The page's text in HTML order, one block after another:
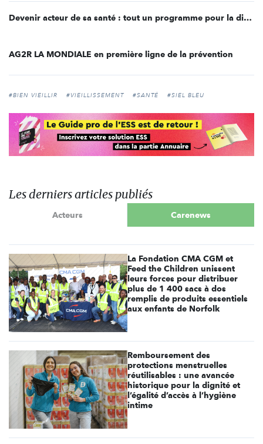
Devenir acteur de sa santé : tout un programme pour la direction des activités sociales d’AG2R LA MONDIALE
AG2R LA MONDIALE en première ligne de la prévention
#BIEN VIEILLIR #VIEILLISSEMENT #SANTÉ #SIEL BLEU
Les derniers articles publiés
Acteurs Carenews
La Fondation CMA CGM et
Feed the Children unissent
leurs forces pour distribuer
plus de 1 400 sacs à dos
remplis de produits essentiels
aux enfants de Norfolk
Remboursement des
protections menstruelles
réutilisables : une avancée
historique pour la dignité et
l’égalité d’accès à l’hygiène
intime